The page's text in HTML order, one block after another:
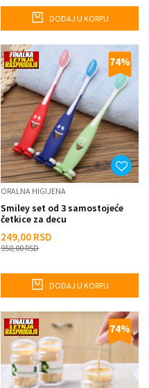
DODAJ U KORPU
74%
ORALNA HIGIJENA
Smiley set od 3 samostojeće
četkice za decu
249,00 RSD
950,00RSD
DODAJ U KORPU
74%